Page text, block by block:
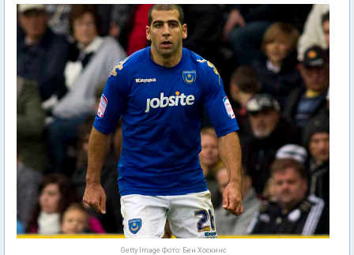
Getty Image Фото: Бен Хоскинс